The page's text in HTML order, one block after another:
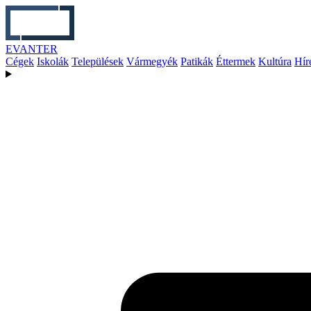
EVANTER
Cégek Iskolák Települések Vármegyék Patikák Éttermek Kultúra